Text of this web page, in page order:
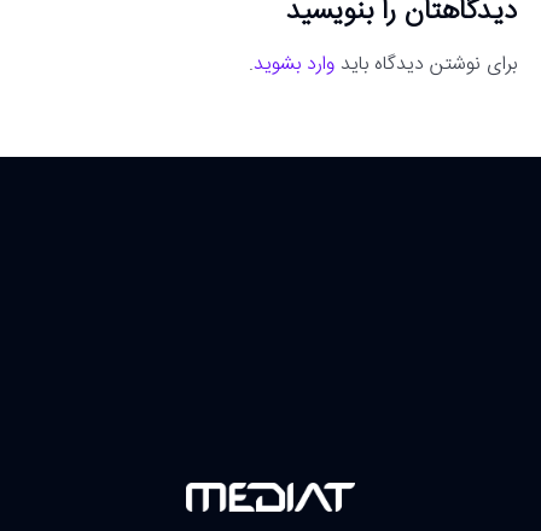
دیدگاهتان را بنویسید
برای نوشتن دیدگاه باید وارد بشوید.